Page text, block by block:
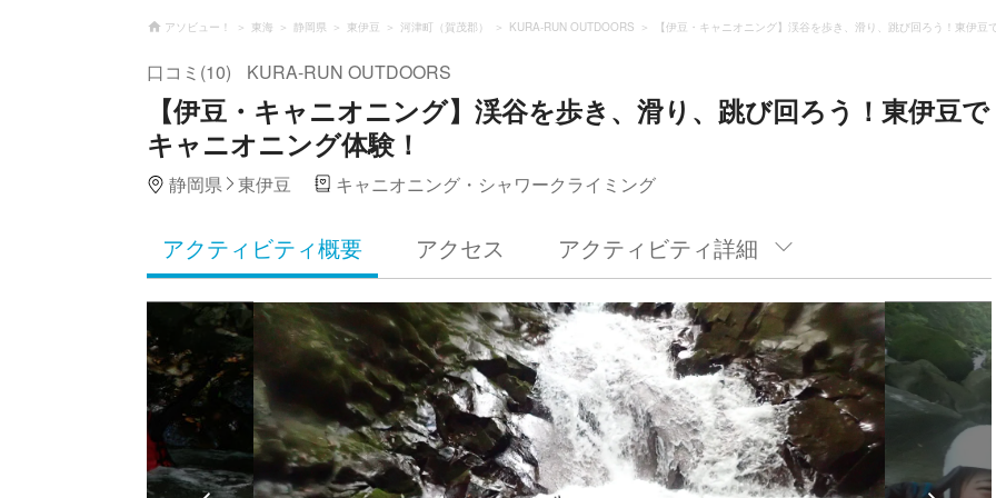
アソビュー！ 東海 静岡県 東伊豆 河津町（賀茂郡） KURA-RUN OUTDOORS 【伊豆・キャニオニング】渓谷を歩き、滑り、跳び回ろう！東伊豆
口コミ(10) KURA-RUN OUTDOORS
【伊豆・キャニオニング】渓谷を歩き、滑り、跳び回ろう！東伊豆で
キャニオニング体験！
静岡県 東伊豆 キャニオニング・シャワークライミング
アクティビティ概要 アクセス アクティビティ詳細